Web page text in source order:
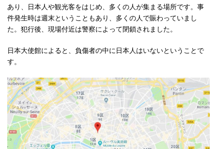
あり、日本人や観光客をはじめ、多くの人が集まる場所です。事
件発生時は週末ということもあり、多くの人で賑わっていまし
た。犯行後、現場付近は警察によって閉鎖されました。
日本大使館によると、負傷者の中に日本人はいないということで
す。